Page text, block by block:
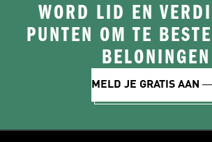
WORD LID EN
PUNTEN OM TE
BELONINGEN
MELD JE GRATIS AAN